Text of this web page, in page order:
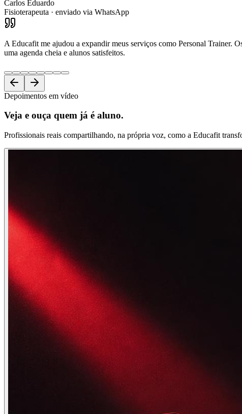
Carlos Eduardo
Fisioterapeuta · enviado via WhatsApp
A Educafit me ajudou a expandir meus serviços como Personal Trainer.
uma agenda cheia e alunos satisfeitos.
Depoimentos em vídeo
Veja e ouça quem já é aluno.
Profissionais reais compartilhando, na própria voz, como a Educafit